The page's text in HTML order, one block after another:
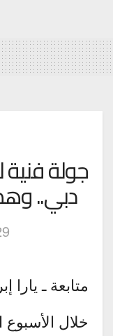
جولة
دبي..
29
متابعة ـ يارا
خلال